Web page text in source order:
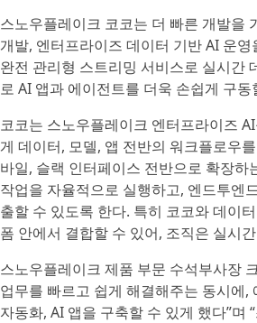
스노우플레이크 코코는 더 빠른 개발을
개발, 엔터프라이즈 데이터 기반 AI 운
완전 관리형 스트리밍 서비스로 실시간
로 AI 앱과 에이전트를 더욱 손쉽게 구
코코는 스노우플레이크 엔터프라이즈
게 데이터, 모델, 앱 전반의 워크플로우
바일, 슬랙 인터페이스 전반으로 확장
작업을 자율적으로 실행하고, 엔드투엔
출할 수 있도록 한다. 특히 코코와 데이
폼 안에서 결합할 수 있어, 조직은 실시
스노우플레이크 제품 부문 수석부사장
업무를 빠르고 쉽게 해결해주는 동시에
자동화, AI 앱을 구축할 수 있게 했다”